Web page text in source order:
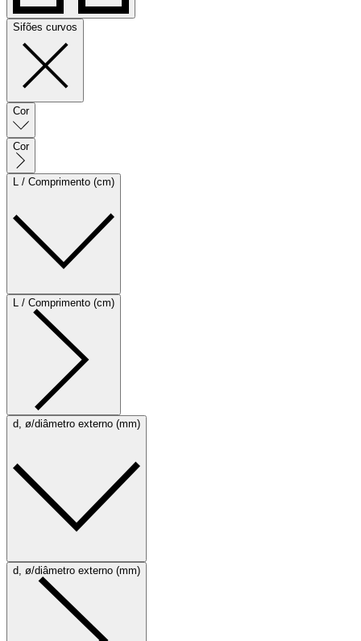
Sifões curvos
Cor
Cor
L / Comprimento (cm)
L / Comprimento (cm)
d, ø/diâmetro externo (mm)
d, ø/diâmetro externo (mm)